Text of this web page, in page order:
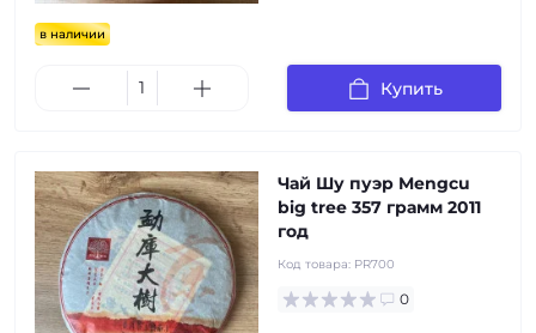
в наличии
Купить
Чай Шу пуэр Mengcu
big tree 357 грамм 2011
год
Код товара: PR700
0